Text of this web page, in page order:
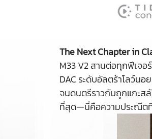
The Next Chapter in
M33 V2 สานต่อทุกฟีเจอ
DAC ระดับอัลตร้าโลว์น
จนดนตรีราวกับถูกแกะส
ที่สุด—นี่คือความประณีต